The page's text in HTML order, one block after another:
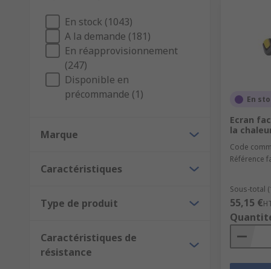
Liens utiles :
Découvrez nosprotections respiratoires
Parcourez nos
Complétez votre EPI avec nos
Vous voulez en savoir plus ?
Pour aller plus loin dans le choix de vos
En stock (1043)
A la demande (181)
En réapprovisionnement
(247)
Disponible en
précommande (1)
Marque
Caractéristiques
Type de produit
Caractéristiques de
résistance
En
Ecran
la
Code
Référence
Sous-total
55,15 €